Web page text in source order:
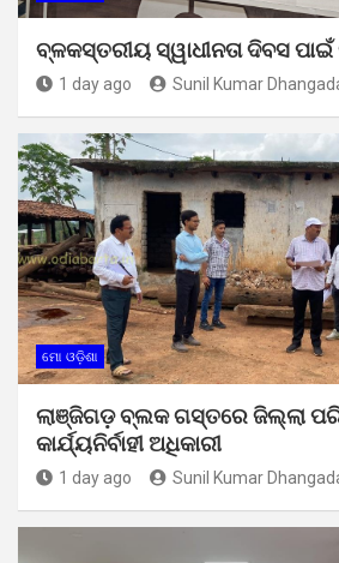
ବ୍ଳକସ୍ତରୀୟ ସ୍ୱାଧୀନତା ଦିବସ
1 day ago Sunil Kumar
ମୋ ଓଡ଼ିଶା
ଲାଞ୍ଜିଗଡ଼ ବ୍ଲକ ଗସ୍ତରେ ଜିଲ୍ଲା
କାର୍ଯ୍ୟନିର୍ବାହୀ ଅଧିକାରୀ
1 day ago Sunil Kumar